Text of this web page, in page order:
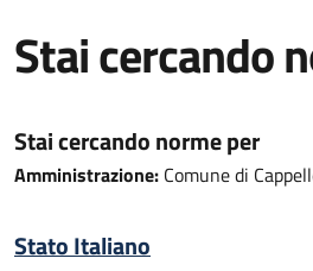
Stai cercando
Stai cercando norme per
Amministrazione: Comune di
Stato Italiano